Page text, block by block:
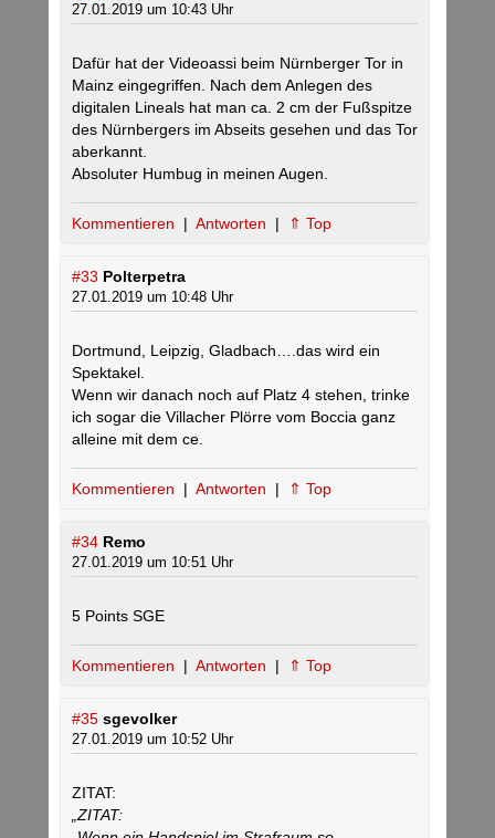
27.01.2019 um 10:43 Uhr
Dafür hat der Videoassi beim Nürnberger Tor in
Mainz eingegriffen. Nach dem Anlegen des
digitalen Lineals hat man ca. 2 cm der Fußspitze
des Nürnbergers im Abseits gesehen und das Tor
aberkannt.
Absoluter Humbug in meinen Augen.
Kommentieren | Antworten | ⇑ Top
#33 Polterpetra
27.01.2019 um 10:48 Uhr
Dortmund, Leipzig, Gladbach….das wird ein
Spektakel.
Wenn wir danach noch auf Platz 4 stehen, trinke
ich sogar die Villacher Plörre vom Boccia ganz
alleine mit dem ce.
Kommentieren | Antworten | ⇑ Top
#34 Remo
27.01.2019 um 10:51 Uhr
5 Points SGE
Kommentieren | Antworten | ⇑ Top
#35 sgevolker
27.01.2019 um 10:52 Uhr
ZITAT:
„ZITAT: